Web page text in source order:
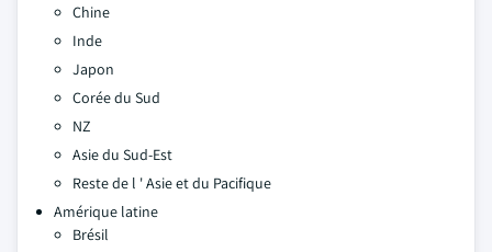
Chine
Inde
Japon
Corée du Sud
NZ
Asie du Sud-Est
Reste de l ' Asie et du Pacifique
Amérique latine
Brésil